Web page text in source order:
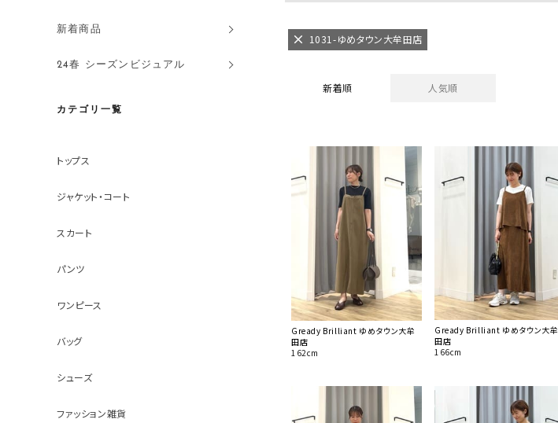
新着商品
24春 シーズンビジュアル
カテゴリ一覧
トップス
ジャケット・コート
スカート
パンツ
ワンピース
バッグ
シューズ
ファッション雑貨
1031-ゆめタウン大牟田店
新着順
人気順
Gready Brilliant ゆめタウン大牟
田店
162cm
Gready Brilliant ゆめタウン大牟
田店
166cm